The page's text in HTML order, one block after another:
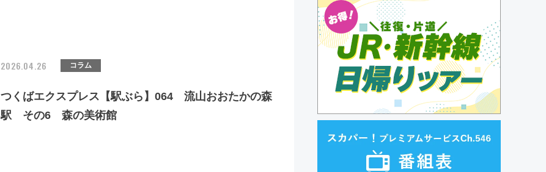
2026.04.26 コラム
つくばエクスプレス【駅ぶら】064 流山おおたかの森
駅 その6 森の美術館